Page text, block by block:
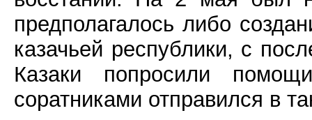
предполагалось либо
казачьей республики, с
Казаки попросили
соратниками отправился в